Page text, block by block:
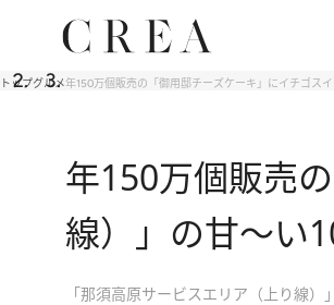
トップグルメ年150万個販売の「御用邸チーズケーキ」にイチゴス
年150万個販売
線）」の甘～い
「那須高原サービスエリア（上り線）